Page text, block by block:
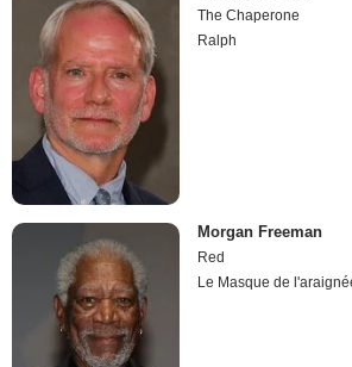
The Chaperone
Ralph
Morgan Freeman
Red
Le Masque de